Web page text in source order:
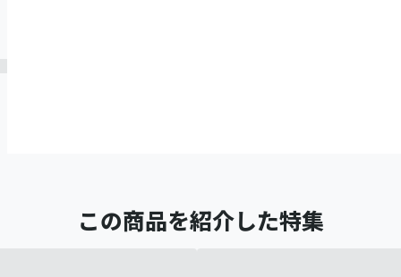
この商品を紹介した特集